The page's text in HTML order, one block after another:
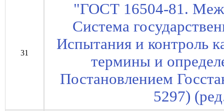
31
"ГОСТ 16504-81.
Система
Испытания и контроль
термины и
Постановлением
5297)